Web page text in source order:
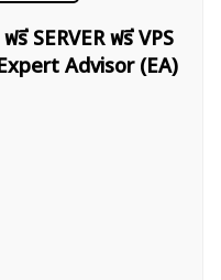
รี SERVER ฟรี VPS
Advisor (EA)